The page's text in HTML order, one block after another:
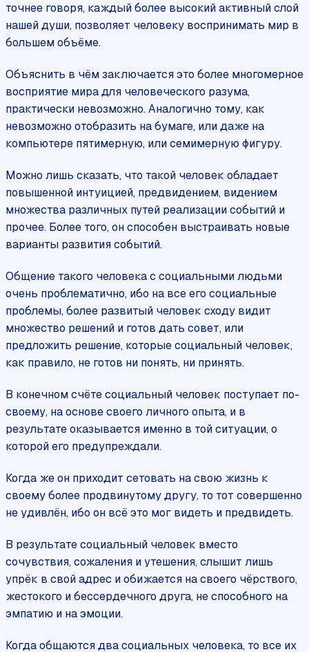
точнее говоря, каждый более высокий активный слой
нашей души, позволяет человеку воспринимать мир в
большем объёме.
Объяснить в чём заключается это более многомерное
восприятие мира для человеческого разума,
практически невозможно. Аналогично тому, как
невозможно отобразить на бумаге, или даже на
компьютере пятимерную, или семимерную фигуру.
Можно лишь сказать, что такой человек обладает
повышенной интуицией, предвидением, видением
множества различных путей реализации событий и
прочее. Более того, он способен выстраивать новые
варианты развития событий.
Общение такого человека с социальными людьми
очень проблематично, ибо на все его социальные
проблемы, более развитый человек сходу видит
множество решений и готов дать совет, или
предложить решение, которые социальный человек,
как правило, не готов ни понять, ни принять.
В конечном счёте социальный человек поступает по-
своему, на основе своего личного опыта, и в
результате оказывается именно в той ситуации, о
которой его предупреждали.
Когда же он приходит сетовать на свою жизнь к
своему более продвинутому другу, то тот совершенно
не удивлён, ибо он всё это мог видеть и предвидеть.
В результате социальный человек вместо
сочувствия, сожаления и утешения, слышит лишь
упрёк в свой адрес и обижается на своего чёрствого,
жестокого и бессердечного друга, не способного на
эмпатию и на эмоции.
Когда общаются два социальных человека, то все их